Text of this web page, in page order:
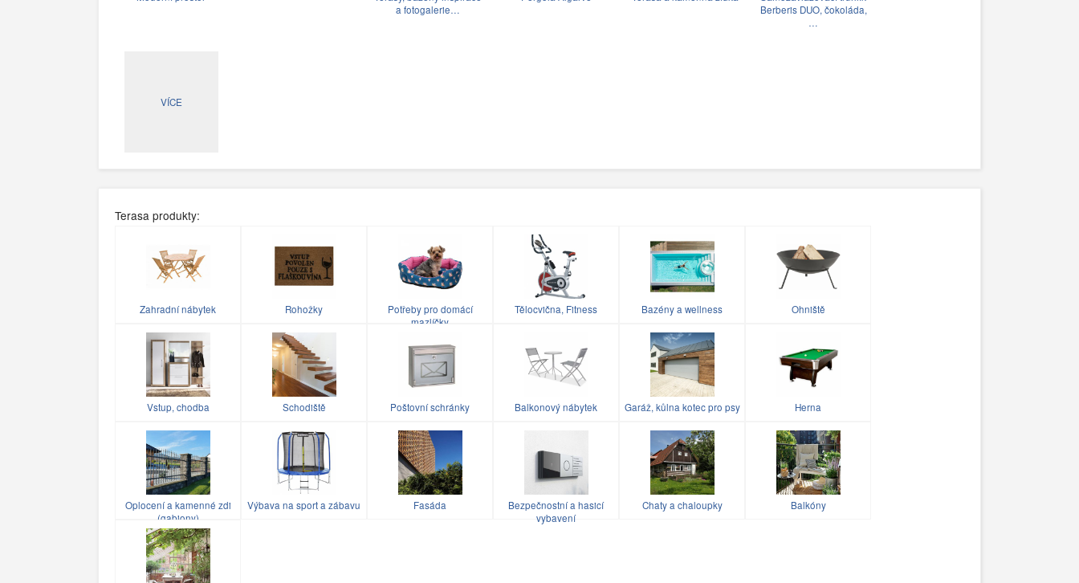
a fotogalerie…
Berberis DUO, čokoláda,
…
VÍCE
Terasa produkty:
Zahradní nábytek Rohožky
Potřeby pro domácí
mazlíčky
Tělocvična, Fitness Bazény a wellness Ohniště
Vstup, chodba Schodiště Poštovní schránky Balkonový nábytek Garáž, kůlna kotec pro psy Herna
Oplocení a kamenné zdi
(gabiony)
Výbava na sport a zábavu Fasáda
Bezpečnostní a hasicí
vybavení
Chaty a chaloupky Balkóny